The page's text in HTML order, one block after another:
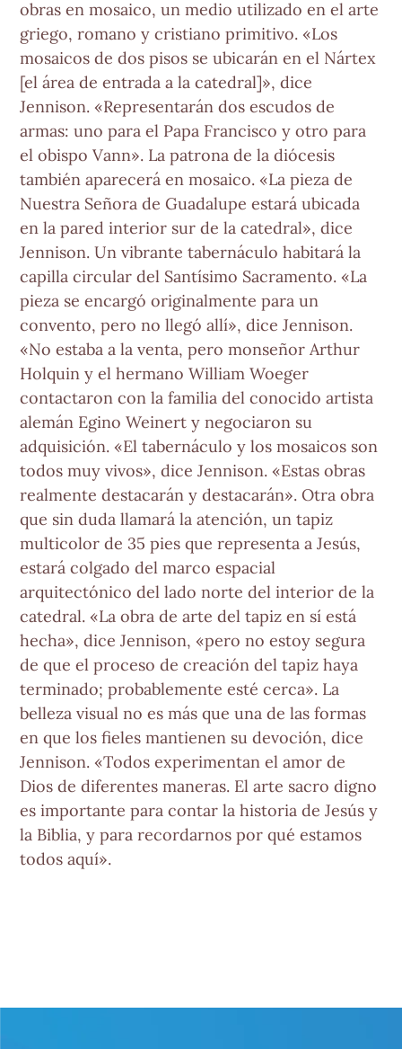
obras en mosaico, un medio utilizado en el arte
griego, romano y cristiano primitivo. «Los
mosaicos de dos pisos se ubicarán en el Nártex
[el área de entrada a la catedral]», dice
Jennison. «Representarán dos escudos de
armas: uno para el Papa Francisco y otro para
el obispo Vann». La patrona de la diócesis
también aparecerá en mosaico. «La pieza de
Nuestra Señora de Guadalupe estará ubicada
en la pared interior sur de la catedral», dice
Jennison. Un vibrante tabernáculo habitará la
capilla circular del Santísimo Sacramento. «La
pieza se encargó originalmente para un
convento, pero no llegó allí», dice Jennison.
«No estaba a la venta, pero monseñor Arthur
Holquin y el hermano William Woeger
contactaron con la familia del conocido artista
alemán Egino Weinert y negociaron su
adquisición. «El tabernáculo y los mosaicos son
todos muy vivos», dice Jennison. «Estas obras
realmente destacarán y destacarán». Otra obra
que sin duda llamará la atención, un tapiz
multicolor de 35 pies que representa a Jesús,
estará colgado del marco espacial
arquitectónico del lado norte del interior de la
catedral. «La obra de arte del tapiz en sí está
hecha», dice Jennison, «pero no estoy segura
de que el proceso de creación del tapiz haya
terminado; probablemente esté cerca». La
belleza visual no es más que una de las formas
en que los fieles mantienen su devoción, dice
Jennison. «Todos experimentan el amor de
Dios de diferentes maneras. El arte sacro digno
es importante para contar la historia de Jesús y
la Biblia, y para recordarnos por qué estamos
todos aquí».